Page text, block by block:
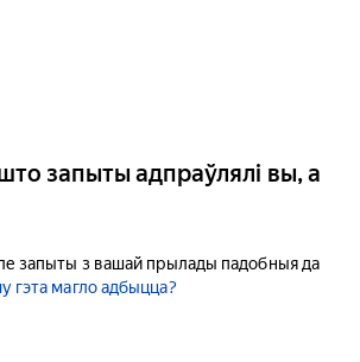
запыты адпраўлялі вы, а
запыты з вашай прылады падобныя да
гэта магло адбыцца?